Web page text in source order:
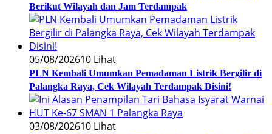
Berikut Wilayah dan Jam Terdampak
05/08/202610 Lihat
PLN Kembali Umumkan Pemadaman Listrik Bergilir di
Palangka Raya, Cek Wilayah Terdampak Disini!
03/08/202610 Lihat